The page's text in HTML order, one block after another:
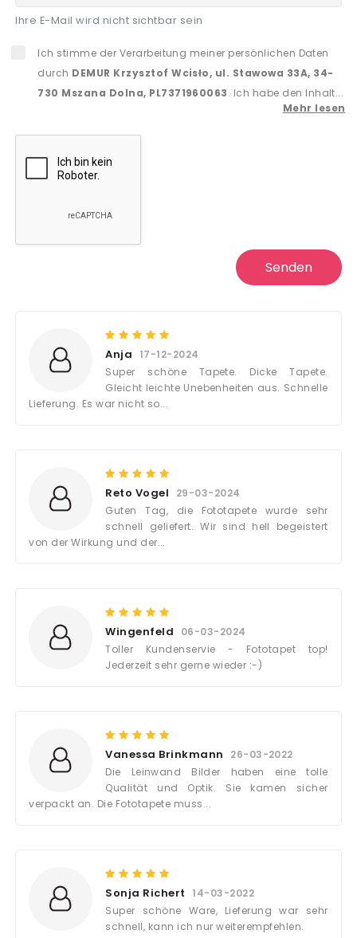
Anja
17-12-2024
Super schöne Tapete. Dicke Tapete.
Gleicht leichte Unebenheiten aus. Schnelle
Lieferung. Es war nicht so...
Reto Vogel
29-03-2024
Guten Tag, die Fototapete wurde sehr
schnell geliefert. Wir sind hell begeistert
von der Wirkung und der...
Wingenfeld
06-03-2024
Toller Kundenservie - Fototapet top!
Jederzeit sehr gerne wieder :-)
Vanessa Brinkmann
26-03-2022
Die Leinwand Bilder haben eine tolle
Qualität und Optik. Sie kamen sicher
verpackt an. Die Fototapete muss...
Sonja Richert
14-03-2022
Super schöne Ware, Lieferung war sehr
schnell, kann ich nur weiterempfehlen.
Ihre E-Mail wird nicht sichtbar sein
Ich stimme der Verarbeitung meiner persönlichen Daten
durch DEMUR Krzysztof Wcisło, ul. Stawowa 33A, 34-
730 Mszana Dolna, PL7371960063. Ich habe den Inhalt...
Mehr lesen
Senden